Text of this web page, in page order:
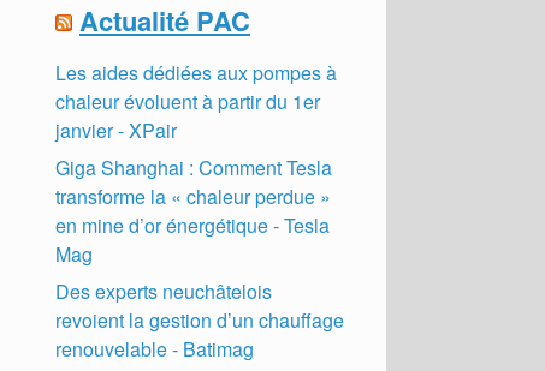
Actualité PAC
Les aides dédiées aux pompes à
chaleur évoluent à partir du 1er
janvier - XPair
Giga Shanghai : Comment Tesla
transforme la « chaleur perdue »
en mine d’or énergétique - Tesla
Mag
Des experts neuchâtelois
revoient la gestion d’un chauffage
renouvelable - Batimag